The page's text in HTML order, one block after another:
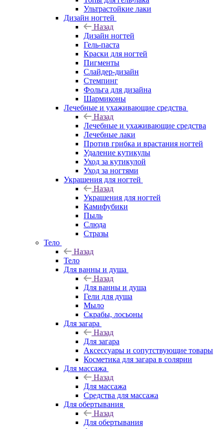
Ультрастойкие лаки
Дизайн ногтей
Назад
Дизайн ногтей
Гель-паста
Краски для ногтей
Пигменты
Слайдер-дизайн
Стемпинг
Фольга для дизайна
Шармиконы
Лечебные и ухаживающие средства
Назад
Лечебные и ухаживающие средства
Лечебные лаки
Против грибка и врастания ногтей
Удаление кутикулы
Уход за кутикулой
Уход за ногтями
Украшения для ногтей
Назад
Украшения для ногтей
Камифубики
Пыль
Слюда
Стразы
Тело
Назад
Тело
Для ванны и душа
Назад
Для ванны и душа
Гели для душа
Мыло
Скрабы, лосьоны
Для загара
Назад
Для загара
Аксессуары и сопутствующие товары
Косметика для загара в солярии
Для массажа
Назад
Для массажа
Средства для массажа
Для обертывания
Назад
Для обертывания